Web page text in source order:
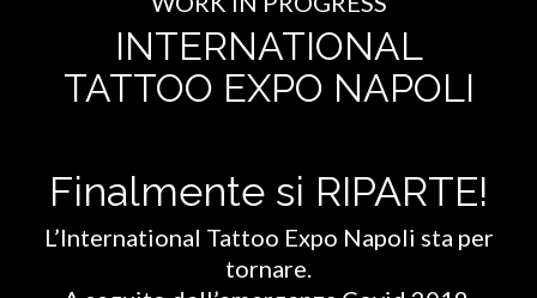
INTERNATIONAL
TATTOO EXPO NAPOLI
Finalmente si RIPARTE!
L’International Tattoo Expo Napoli sta per
tornare.